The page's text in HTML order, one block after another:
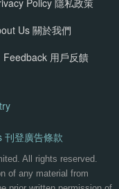
Policy 隱私政策
Us 關於我們
Feedback 用戶反饋
刊登廣告條款
All rights reserved.
of any material from